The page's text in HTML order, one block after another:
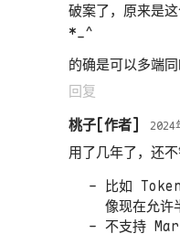
破案了，原来是
*_^
的确是可以多端同
回复
桃子
2024
用了几年了，还不
比如
像现在允许
不支持